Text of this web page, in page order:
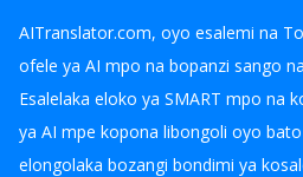
AITranslator.com, oyo esalemi na
ofele ya AI mpo na bopanzi sango
Esalelaka eloko ya SMART mpo na
ya AI mpe kopona libongoli oyo
elongolaka bozangi bondimi ya